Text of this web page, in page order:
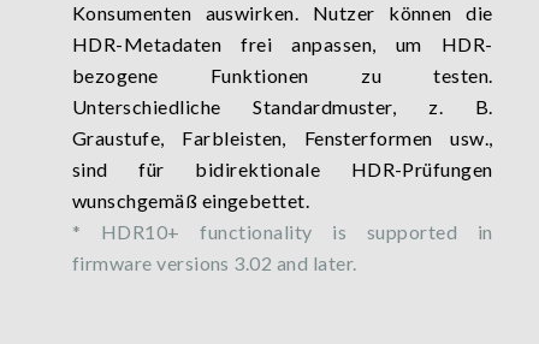
Konsumenten auswirken. Nutzer können die
HDR-Metadaten frei anpassen, um HDR-
bezogene Funktionen zu testen.
Unterschiedliche Standardmuster, z. B.
Graustufe, Farbleisten, Fensterformen usw.,
sind für bidirektionale HDR-Prüfungen
wunschgemäß eingebettet.
* HDR10+ functionality is supported in
firmware versions 3.02 and later.